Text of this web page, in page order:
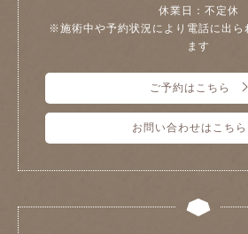
休業日：不定休
※施術中や予約状況により電話に出ら
ます
ご予約はこちら
お問い合わせはこち